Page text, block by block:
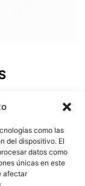
como las
del dispositivo. El
datos como
únicas en este
afectar
donde los
a nuestros
más